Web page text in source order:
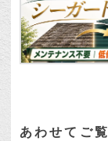
あわせてご